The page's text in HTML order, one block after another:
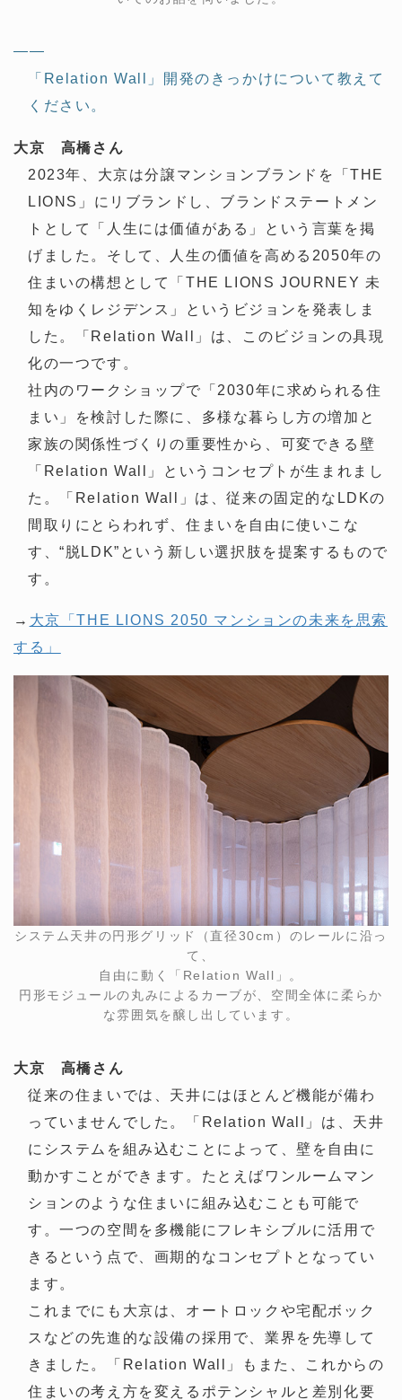
——
「Relation Wall」開発のきっかけについて教えて
ください。
大京 高橋さん
2023年、大京は分譲マンションブランドを「THE
LIONS」にリブランドし、ブランドステートメン
トとして「人生には価値がある」という言葉を掲
げました。そして、人生の価値を高める2050年の
住まいの構想として「THE LIONS JOURNEY 未
知をゆくレジデンス」というビジョンを発表しま
した。「Relation Wall」は、このビジョンの具現
化の一つです。
社内のワークショップで「2030年に求められる住
まい」を検討した際に、多様な暮らし方の増加と
家族の関係性づくりの重要性から、可変できる壁
「Relation Wall」というコンセプトが生まれまし
た。「Relation Wall」は、従来の固定的なLDKの
間取りにとらわれず、住まいを自由に使いこな
す、“脱LDK”という新しい選択肢を提案するもので
す。
→ 大京「THE LIONS 2050 マンションの未来を思索
する」
システム天井の円形グリッド（直径30cm）のレールに沿っ
て、
自由に動く「Relation Wall」。
円形モジュールの丸みによるカーブが、空間全体に柔らか
な雰囲気を醸し出しています。
大京 高橋さん
従来の住まいでは、天井にはほとんど機能が備わ
っていませんでした。「Relation Wall」は、天井
にシステムを組み込むことによって、壁を自由に
動かすことができます。たとえばワンルームマン
ションのような住まいに組み込むことも可能で
す。一つの空間を多機能にフレキシブルに活用で
きるという点で、画期的なコンセプトとなってい
ます。
これまでにも大京は、オートロックや宅配ボック
スなどの先進的な設備の採用で、業界を先導して
きました。「Relation Wall」もまた、これからの
住まいの考え方を変えるポテンシャルと差別化要